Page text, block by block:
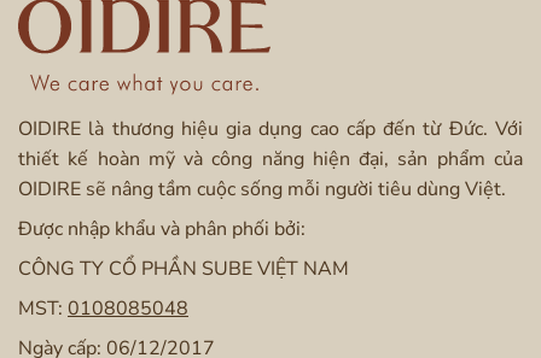
OIDIRE là thương hiệu gia dụng cao cấp đến từ Đức. Với
thiết kế hoàn mỹ và công năng hiện đại, sản phẩm của
OIDIRE sẽ nâng tầm cuộc sống mỗi người tiêu dùng Việt.
Được nhập khẩu và phân phối bởi:
CÔNG TY CỔ PHẦN SUBE VIỆT NAM
MST: 0108085048
Ngày cấp: 06/12/2017